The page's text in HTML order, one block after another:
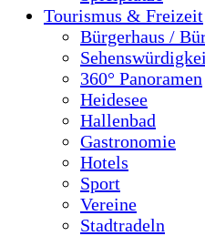
Tourismus & Freizeit
Bürgerhaus /
360° Panoramen
Heidesee
Hallenbad
Gastronomie
Hotels
Sport
Vereine
Stadtradeln